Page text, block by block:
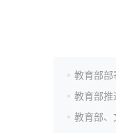
教育部推
教育部、